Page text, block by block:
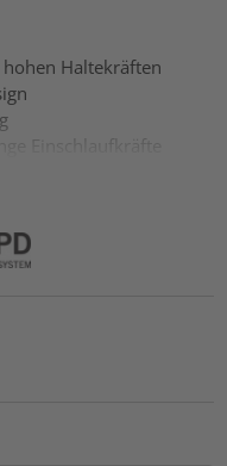
Haltekräften
Einschlaufkräfte